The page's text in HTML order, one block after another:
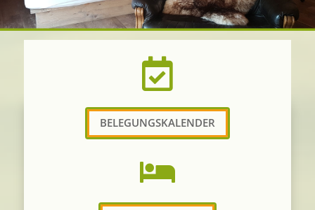

BELEGUNGSKALENDER
